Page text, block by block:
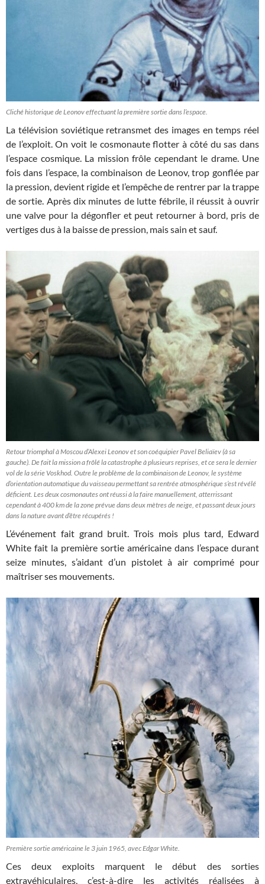
Cliché historique de Leonov effectuant la première sortie dans l’espace.
La télévision soviétique retransmet des images en temps réel
de l’exploit. On voit le cosmonaute flotter à côté du sas dans
l’espace cosmique. La mission frôle cependant le drame. Une
fois dans l’espace, la combinaison de Leonov, trop gonflée par
la pression, devient rigide et l’empêche de rentrer par la trappe
de sortie. Après dix minutes de lutte fébrile, il réussit à ouvrir
une valve pour la dégonfler et peut retourner à bord, pris de
vertiges dus à la baisse de pression, mais sain et sauf.
Retour triomphal à Moscou d’Alexei Leonov et son coéquipier Pavel Beliaïev (à sa
gauche). De fait la mission a frôlé la catastrophe à plusieurs reprises, et ce sera le dernier
vol de la série Voskhod. Outre le problème de la combinaison de Leonov, le système
d’orientation automatique du vaisseau permettant sa rentrée atmosphérique s’est révélé
déficient. Les deux cosmonautes ont réussi à la faire manuellement, atterrissant
cependant à 400 km de la zone prévue dans deux mètres de neige, et passant deux jours
dans la nature avant d’être récupérés !
L’événement fait grand bruit. Trois mois plus tard, Edward
White fait la première sortie américaine dans l’espace durant
seize minutes, s’aidant d’un pistolet à air comprimé pour
maîtriser ses mouvements.
Première sortie américaine le 3 juin 1965, avec Edgar White.
Ces deux exploits marquent le début des sorties
extravéhiculaires, c’est-à-dire les activités réalisées à